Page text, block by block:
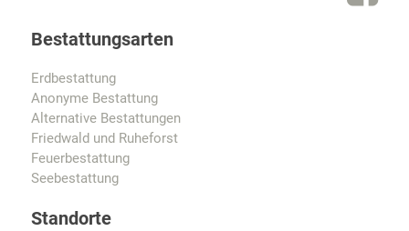
Bestattungsarten
Erdbestattung
Anonyme Bestattung
Alternative Bestattungen
Friedwald und Ruheforst
Feuerbestattung
Seebestattung
Standorte